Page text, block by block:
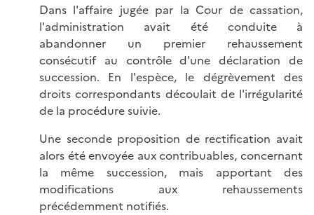
Dans l'affaire jugée par la Cour de cassation,
l'administration avait été conduite à
abandonner un premier rehaussement
consécutif au contrôle d'une déclaration de
succession. En l'espèce, le dégrèvement des
droits correspondants découlait de l'irrégularité
de la procédure suivie.
Une seconde proposition de rectification avait
alors été envoyée aux contribuables, concernant
la même succession, mais apportant des
modifications aux rehaussements
précédemment notifiés.